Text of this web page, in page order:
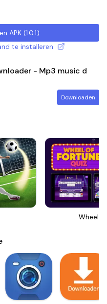
APK (1.0.1)
te installeren
- Mp3 music d
Downloaden
Wheel